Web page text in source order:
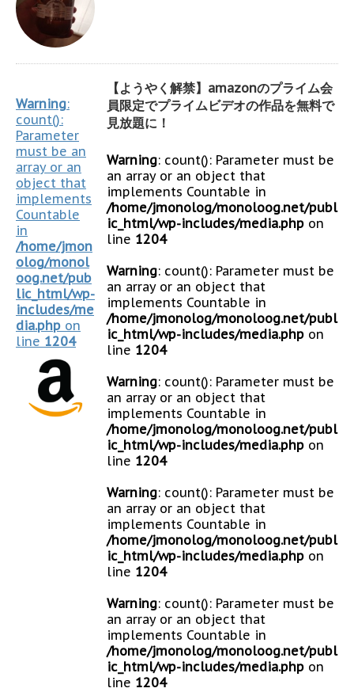
Warning:
count():
Parameter
must be an
array or an
object that
implements
Countable
in
/home/jmon
olog/monol
oog.net/pub
lic_html/wp-
includes/me
dia.php on
line 1204
【ようやく解禁】amazonのプライム会
員限定でプライムビデオの作品を無料で
見放題に！
Warning: count(): Parameter must be
an array or an object that
implements Countable in
/home/jmonolog/monoloog.net/publ
ic_html/wp-includes/media.php on
line 1204
Warning: count(): Parameter must be
an array or an object that
implements Countable in
/home/jmonolog/monoloog.net/publ
ic_html/wp-includes/media.php on
line 1204
Warning: count(): Parameter must be
an array or an object that
implements Countable in
/home/jmonolog/monoloog.net/publ
ic_html/wp-includes/media.php on
line 1204
Warning: count(): Parameter must be
an array or an object that
implements Countable in
/home/jmonolog/monoloog.net/publ
ic_html/wp-includes/media.php on
line 1204
Warning: count(): Parameter must be
an array or an object that
implements Countable in
/home/jmonolog/monoloog.net/publ
ic_html/wp-includes/media.php on
line 1204